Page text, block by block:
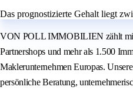
Das prognostizierte Gehalt liegt
VON POLL IMMOBILIEN zählt mit
Partnershops und mehr als 1.500
Maklerunternehmen Europas.
persönliche Beratung,